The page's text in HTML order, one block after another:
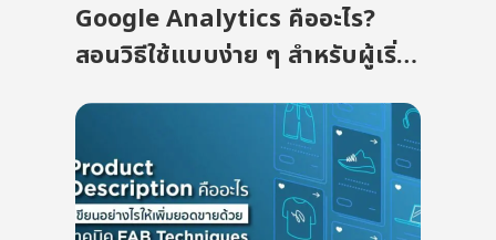
Google Analytics คืออะไร?
สอนวิธีใช้แบบง่าย ๆ สำหรับผู้เริ่ม